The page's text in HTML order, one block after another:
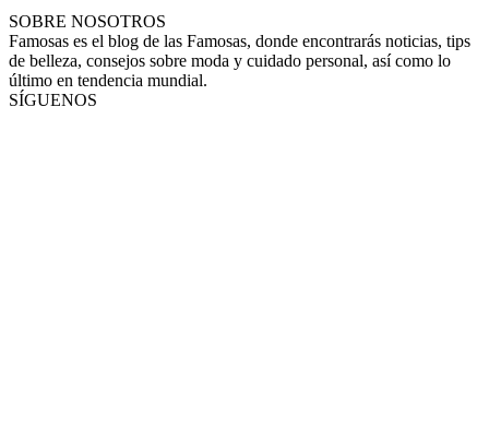
SOBRE NOSOTROS
Famosas es el blog de las Famosas, donde encontrarás noticias, tips
de belleza, consejos sobre moda y cuidado personal, así como lo
último en tendencia mundial.
SÍGUENOS